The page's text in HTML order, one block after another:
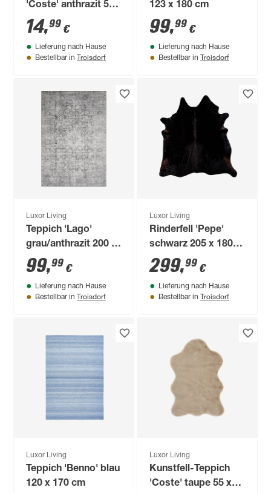
'Coste' anthrazit 55
x 80 cm
14,99 €
Lieferung nach Hause
Bestellbar in Troisdorf
123 x 180 cm
99,99 €
Lieferung nach Hause
Bestellbar in Troisdorf
Luxor Living
Teppich 'Lago'
grau/anthrazit 200 x
290 cm
99,99 €
Lieferung nach Hause
Bestellbar in Troisdorf
Luxor Living
Rinderfell 'Pepe'
schwarz 205 x 180
cm
299,99 €
Lieferung nach Hause
Bestellbar in Troisdorf
Luxor Living
Teppich 'Benno' blau
120 x 170 cm
Luxor Living
Kunstfell-Teppich
'Coste' taupe 55 x